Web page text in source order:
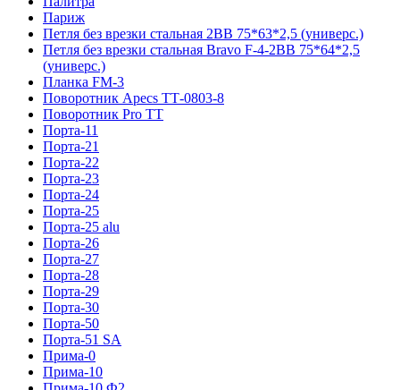
Париж
Петля без врезки стальная 2ВВ 75*63*2,5 (универс.)
Петля без врезки стальная Bravo F-4-2BB 75*64*2,5
(универс.)
Планка FM-3
Поворотник Apecs ТТ-0803-8
Поворотник Pro TT
Порта-11
Порта-21
Порта-22
Порта-23
Порта-24
Порта-25
Порта-25 alu
Порта-26
Порта-27
Порта-28
Порта-29
Порта-30
Порта-50
Порта-51 SA
Прима-0
Прима-10